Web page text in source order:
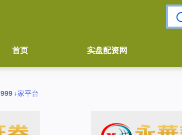
首页 实盘配资网
999+家平台